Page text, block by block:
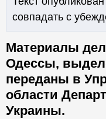
совпадать с
Материалы
Одессы,
переданы в
области
Украины.